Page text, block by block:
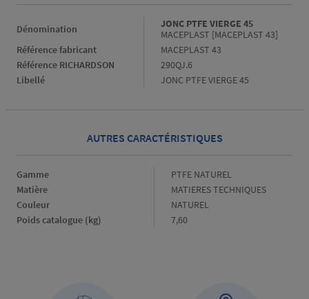
Dénomination
JONC PTFE VIERGE 45
MACEPLAST [MACEPLAST 43]
Référence fabricant
MACEPLAST 43
Référence RICHARDSON
290QJ.6
Libellé
JONC PTFE VIERGE 45
AUTRES CARACTÉRISTIQUES
Gamme Gamme
PTFE NATUREL
Matière
Matière
MATIERES TECHNIQUES
Couleur
Couleur
NATUREL
Poids catalogue (kg)
Poids
7,60